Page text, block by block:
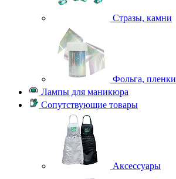
Стразы, камни
Фольга, пленки
Лампы для маникюра
Сопутствующие товары
Аксессуары